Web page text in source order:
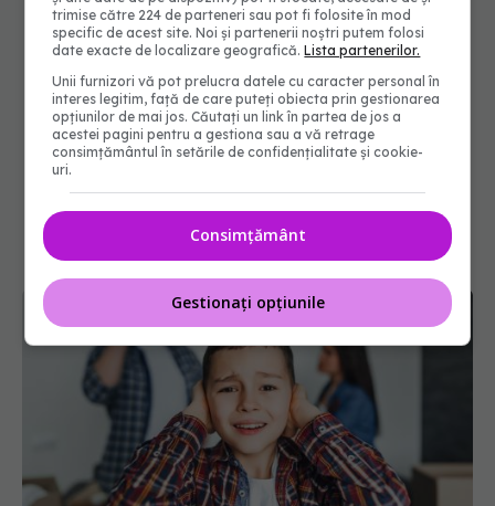
trimise către 224 de parteneri sau pot fi folosite în mod
specific de acest site. Noi și partenerii noștri putem folosi
date exacte de localizare geografică.Lista partenerilor.
Unii furnizori vă pot prelucra datele cu caracter personal în
interes legitim, față de care puteți obiecta prin gestionarea
opțiunilor de mai jos. Căutați un link în partea de jos a
acestei pagini pentru a gestiona sau a vă retrage
consimțământul în setările de confidențialitate și cookie-
uri.
Consimțământ
Gestionați opțiunile